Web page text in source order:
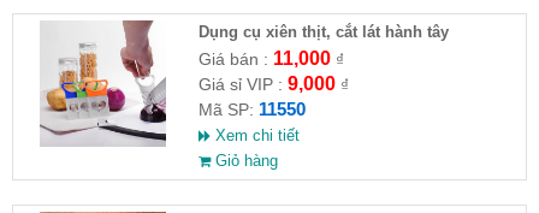
Dụng cụ xiên thịt, cắt lát hành tây
Giá bán : 11,000₫
Giá sỉ VIP : 9,000₫
Mã SP: 11550
Xem chi tiết
Giỏ hàng